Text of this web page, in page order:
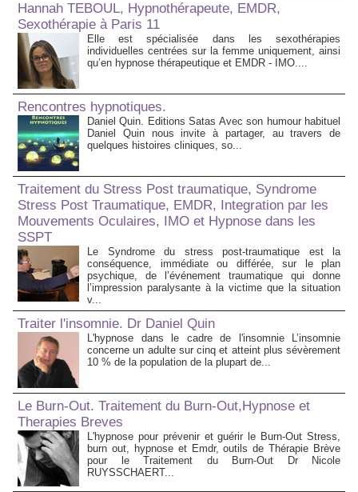
Hannah TEBOUL, Hypnothérapeute, EMDR,
Sexothérapie à Paris 11
Elle est spécialisée dans les sexothérapies
individuelles centrées sur la femme uniquement, ainsi
qu’en hypnose thérapeutique et EMDR - IMO....
Rencontres hypnotiques.
Daniel Quin. Editions Satas Avec son humour habituel
Daniel Quin nous invite à partager, au travers de
quelques histoires cliniques, so...
Traitement du Stress Post traumatique, Syndrome
Stress Post Traumatique, EMDR, Integration par les
Mouvements Oculaires, IMO et Hypnose dans les
SSPT
Le Syndrome du stress post-traumatique est la
conséquence, immédiate ou différée, sur le plan
psychique, de l’événement traumatique qui donne
l’impression paralysante à la victime que la situation
v...
Traiter l'insomnie. Dr Daniel Quin
L'hypnose dans le cadre de l'insomnie L’insomnie
concerne un adulte sur cinq et atteint plus sévèrement
10 % de la population de la plupart de...
Le Burn-Out. Traitement du Burn-Out,Hypnose et
Therapies Breves
L'hypnose pour prévenir et guérir le Burn-Out Stress,
burn out, hypnose et Emdr, outils de Thérapie Brève
pour le Traitement du Burn-Out Dr Nicole
RUYSSCHAERT...